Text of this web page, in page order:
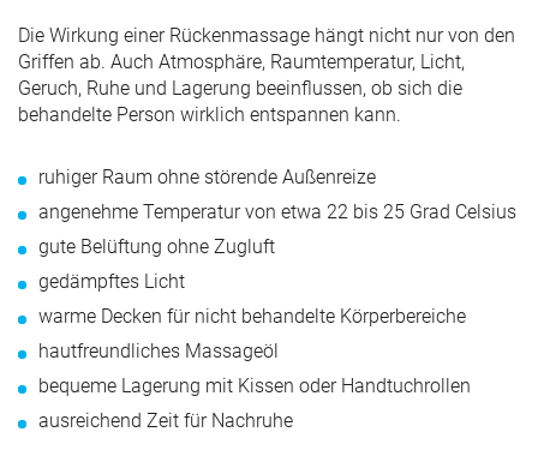
Die Wirkung einer Rückenmassage hängt nicht nur von den
Griffen ab. Auch Atmosphäre, Raumtemperatur, Licht,
Geruch, Ruhe und Lagerung beeinflussen, ob sich die
behandelte Person wirklich entspannen kann.
ruhiger Raum ohne störende Außenreize
angenehme Temperatur von etwa 22 bis 25 Grad Celsius
gute Belüftung ohne Zugluft
gedämpftes Licht
warme Decken für nicht behandelte Körperbereiche
hautfreundliches Massageöl
bequeme Lagerung mit Kissen oder Handtuchrollen
ausreichend Zeit für Nachruhe